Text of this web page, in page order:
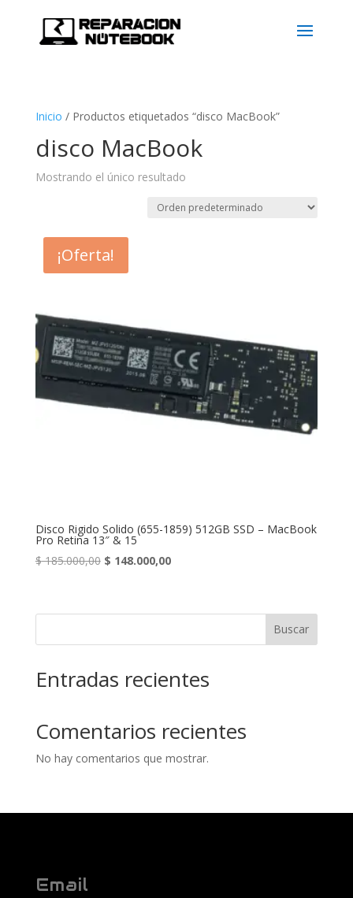
Inicio / Productos etiquetados “disco MacBook”
disco MacBook
Mostrando el único resultado
¡Oferta!
Disco Rigido Solido (655-1859) 512GB SSD – MacBook
Pro Retina 13″ & 15
$185.000,00 Original
$ 185.000,00.
$ 148.000,00Current
$ 148.000,00.
Buscar
Entradas recientes
Comentarios recientes
No hay comentarios que mostrar.
Email